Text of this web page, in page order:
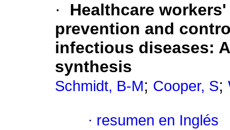
·
Healthcare
prevention and
infectious diseases:
synthesis
Schmidt, B-M; Cooper, S;
· resumen en Inglés